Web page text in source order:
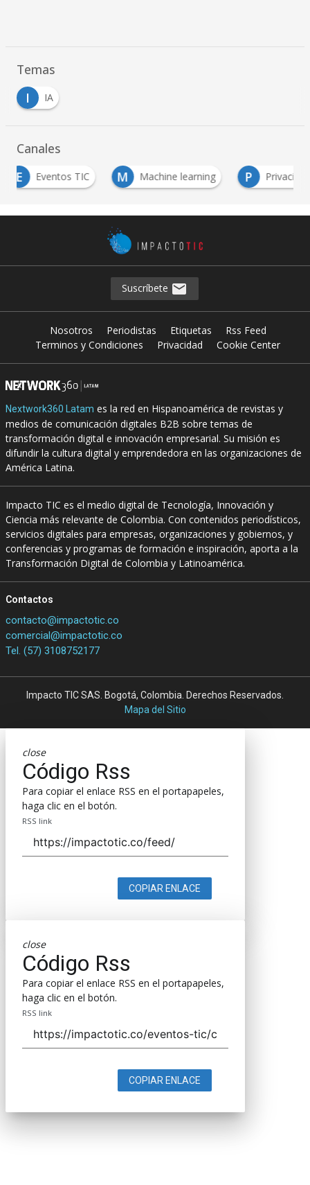
Temas
I
IA
Canales
Eventos TIC M Machine learning P Privacidad
Suscríbete
Nosotros Periodistas Etiquetas
Rss Feed
Terminos y Condiciones
Privacidad Cookie Center
Nextwork360 Latam es la red en Hispanoamérica de revistas y
medios de comunicación digitales B2B sobre temas de
transformación digital e innovación empresarial. Su misión es
difundir la cultura digital y emprendedora en las organizaciones de
América Latina.
Impacto TIC es el medio digital de Tecnología, Innovación y
Ciencia más relevante de Colombia. Con contenidos periodísticos,
servicios digitales para empresas, organizaciones y gobiernos, y
conferencias y programas de formación e inspiración, aporta a la
Transformación Digital de Colombia y Latinoamérica.
Contactos
contacto@impactotic.co
comercial@impactotic.co
Tel. (57) 3108752177
Impacto TIC SAS. Bogotá, Colombia. Derechos Reservados.
Mapa del Sitio
close
Código Rss
Para copiar el enlace RSS en el portapapeles,
haga clic en el botón.
RSS link
COPIAR ENLACE
close
Código Rss
Para copiar el enlace RSS en el portapapeles,
haga clic en el botón.
RSS link
COPIAR ENLACE